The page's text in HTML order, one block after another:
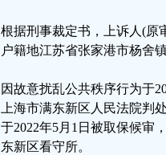
根据刑事裁定书，上诉人(原
户籍地江苏省张家港市杨舍
因故意扰乱公共秩序行为于
上海市满东新区人民法院判
于2022年5月1日被取保候审
东新区看守所。